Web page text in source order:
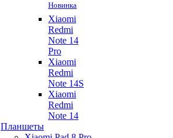
Новинка
Xiaomi
Redmi
Note 14
Pro
Xiaomi
Redmi
Note 14S
Xiaomi
Redmi
Note 14
Планшеты